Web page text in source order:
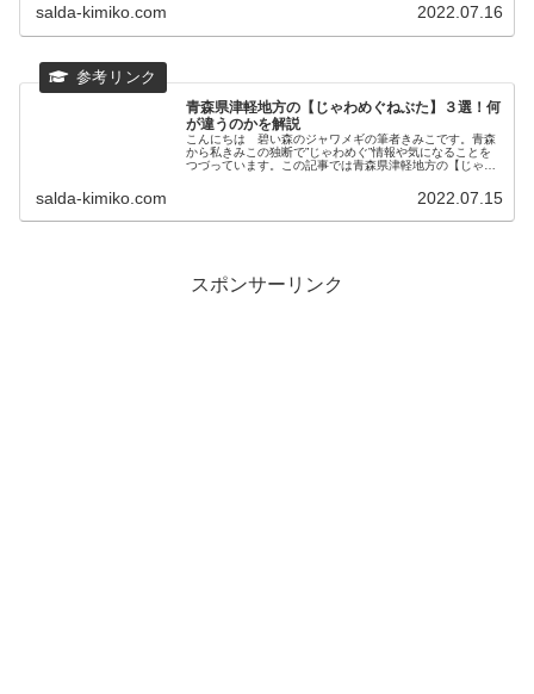
salda-kimiko.com 2022.07.16
青森県津軽地方の【じゃわめぐねぶた】３選！何
が違うのかを解説
こんにちは 碧い森のジャワメギの筆者きみこです。青森
から私きみこの独断で”じゃわめぐ”情報や気になることを
つづっています。この記事では青森県津軽地方の【じゃわ
salda-kimiko.com 2022.07.15
スポンサーリンク